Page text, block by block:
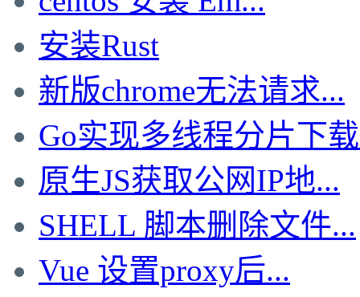
安装Rust
新版chrome无法请求...
Go实现多线程分片下
原生JS获取公网IP地...
SHELL 脚本删除文件...
Vue 设置proxy后...